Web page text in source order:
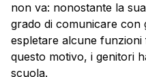
non va: nonostante la
grado di comunicare con
espletare alcune
questo motivo, i genitori
scuola.